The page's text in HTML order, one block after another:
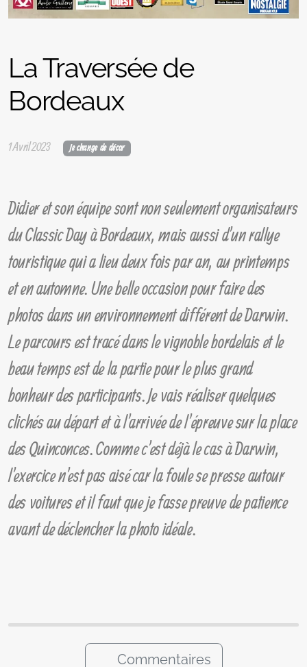
La Traversée de
Bordeaux
1 Avril 2023 Je change de décor
Didier et son équipe sont non seulement organisateurs
du Classic Day à Bordeaux, mais aussi d'un rallye
touristique qui a lieu deux fois par an, au printemps
et en automne. Une belle occasion pour faire des
photos dans un environnement différent de Darwin.
Le parcours est tracé dans le vignoble bordelais et le
beau temps est de la partie pour le plus grand
bonheur des participants. Je vais réaliser quelques
clichés au départ et à l'arrivée de l'épreuve sur la place
des Quinconces. Comme c'est déjà le cas à Darwin,
l'exercice n'est pas aisé car la foule se presse autour
des voitures et il faut que je fasse preuve de patience
avant de déclencher la photo idéale.
Commentaires